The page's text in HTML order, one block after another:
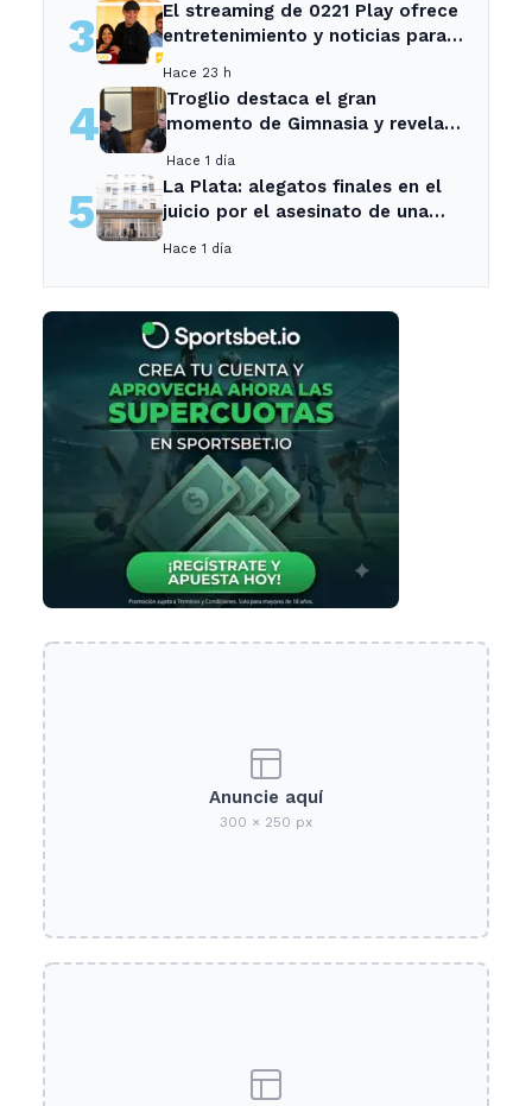
3
El streaming de 0221 Play ofrece
entretenimiento y noticias para
Ensenada.
Hace 23 h
4
Troglio destaca el gran
momento de Gimnasia y revela
Hace 1 día
5
La Plata: alegatos finales en el
juicio por el asesinato de una
Hace 1 día
Anuncie aquí
300 × 250 px